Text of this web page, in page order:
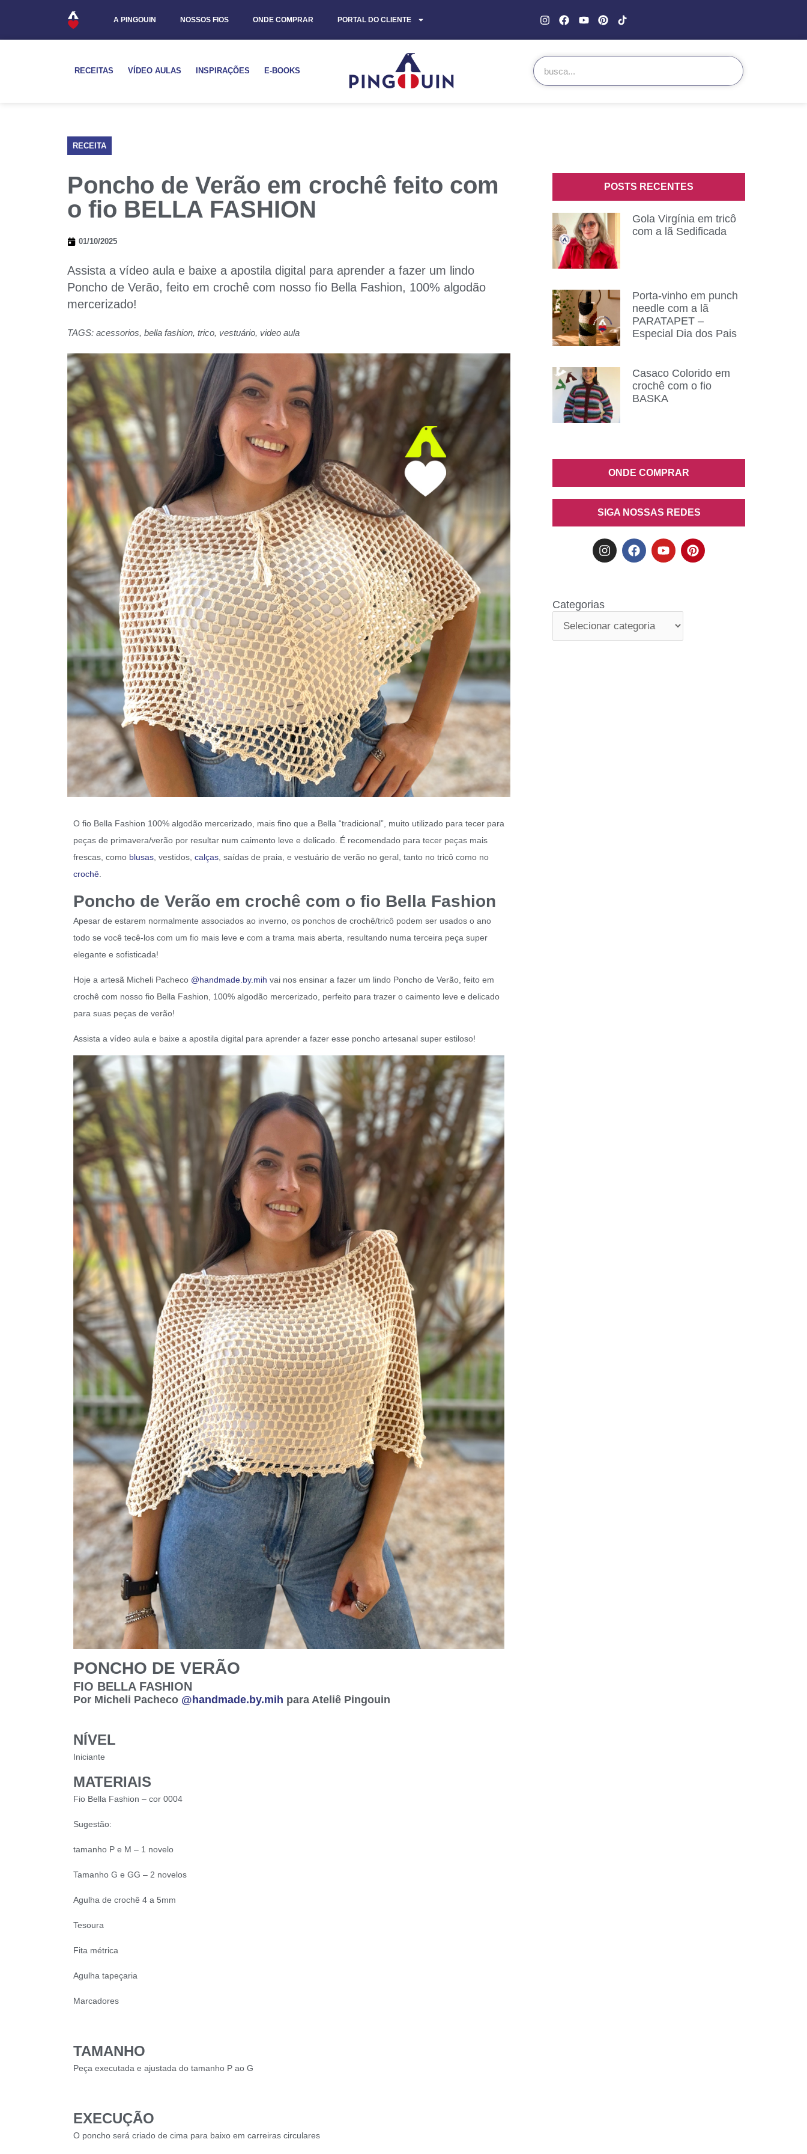
A PINGOUIN NOSSOS FIOS ONDE COMPRAR PORTAL DO CLIENTE
RECEITAS VÍDEO AULAS INSPIRAÇÕES E-BOOKS
RECEITA
Poncho de Verão em crochê feito com
o fio BELLA FASHION
01/10/2025
Assista a vídeo aula e baixe a apostila digital para aprender a fazer um lindo
Poncho de Verão, feito em crochê com nosso fio Bella Fashion, 100% algodão
mercerizado!
TAGS: acessorios, bella fashion, trico, vestuário, video aula
O fio Bella Fashion 100% algodão mercerizado, mais fino que a Bella “tradicional”, muito utilizado para tecer para
peças de primavera/verão por resultar num caimento leve e delicado. É recomendado para tecer peças mais
frescas, como blusas , vestidos, calças , saídas de praia, e vestuário de verão no geral, tanto no tricô como no
crochê
Poncho de Verão em crochê com o fio Bella Fashion
Apesar de estarem normalmente associados ao inverno, os ponchos de crochê/tricô podem ser usados o ano
todo se você tecê-los com um fio mais leve e com a trama mais aberta, resultando numa terceira peça super
elegante e sofisticada!
Hoje a artesã Micheli Pacheco @handmade.by.mih vai nos ensinar a fazer um lindo Poncho de Verão, feito em
crochê com nosso fio Bella Fashion, 100% algodão mercerizado, perfeito para trazer o caimento leve e delicado
para suas peças de verão!
Assista a vídeo aula e baixe a apostila digital para aprender a fazer esse poncho artesanal super estiloso!
PONCHO DE VERÃO
FIO BELLA FASHION
Por Micheli Pacheco @handmade.by.mih para Ateliê Pingouin
NÍVEL
Iniciante
MATERIAIS
Fio Bella Fashion – cor 0004
Sugestão:
tamanho P e M – 1 novelo
Tamanho G e GG – 2 novelos
Agulha de crochê 4 a 5mm
Tesoura
Fita métrica
Agulha tapeçaria
Marcadores
TAMANHO
Peça executada e ajustada do tamanho P ao G
EXECUÇÃO
O poncho será criado de cima para baixo em carreiras circulares
POSTS RECENTES
Gola Virgínia em tricô
com a lã Sedificada
Porta-vinho em punch
needle com a lã
PARATAPET –
Especial Dia dos Pais
Casaco Colorido em
crochê com o fio
BASKA
ONDE COMPRAR
SIGA NOSSAS REDES
Categorias